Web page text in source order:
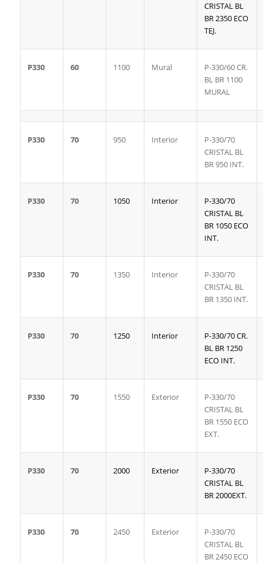
CRISTAL BL
BR 2350 ECO
TEJ.
P330 60 1100 Mural
P-330/60 CR.
BL BR 1100
MURAL
P330 70 950 Interior
P-330/70
CRISTAL BL
BR 950 INT.
P330 70 1050 Interior
P-330/70
CRISTAL BL
BR 1050 ECO
INT.
P330 70 1350 Interior
P-330/70
CRISTAL BL
BR 1350 INT.
P330 70 1250 Interior
P-330/70 CR.
BL BR 1250
ECO INT.
P330 70 1550 Exterior
P-330/70
CRISTAL BL
BR 1550 ECO
EXT.
P330 70 2000 Exterior
P-330/70
CRISTAL BL
BR 2000EXT.
P330 70 2450 Exterior
P-330/70
CRISTAL BL
BR 2450 ECO